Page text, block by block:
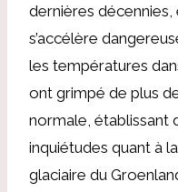
dernières
s’accélère
les températures
ont grimpé de plus
normale, établissant
inquiétudes quant à
glaciaire du